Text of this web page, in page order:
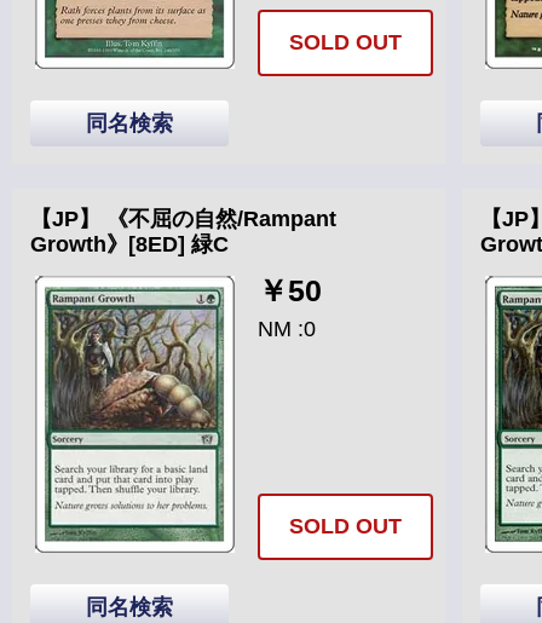
SOLD OUT
同名検索
【JP】 《不屈の自然/Rampant
Growth》[8ED] 緑C
￥50
NM :0
SOLD OUT
同名検索
【